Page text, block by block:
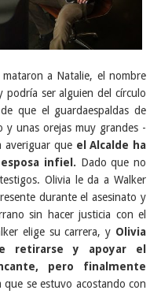
a Natalie, el nombre
podría ser alguien del círculo
que el guardaespaldas de
y unas orejas muy grandes -
averiguar que el Alcalde ha
infiel. Dado que no
Olivia le da a Walker
durante el asesinato y
sin hacer justicia con el
elige su carrera, y Olivia
retirarse y apoyar el
pero finalmente
se estuvo acostando con